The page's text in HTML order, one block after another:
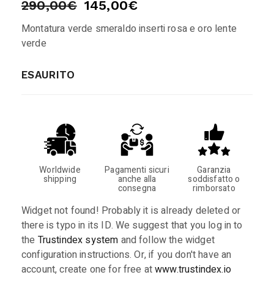
290,00€ 145,00€
Montatura verde smeraldo inserti rosa e oro lente
verde
ESAURITO
Worldwide
shipping
Pagamenti sicuri
anche alla
consegna
Garanzia
soddisfatto o
rimborsato
Widget not found! Probably it is already deleted or
there is typo in its ID. We suggest that you log in to
the Trustindex system and follow the widget
configuration instructions. Or, if you don't have an
account, create one for free atwww.trustindex.io